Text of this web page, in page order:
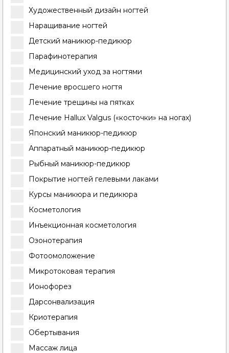
Художественный дизайн ногтей
Наращивание ногтей
Детский маникюр-педикюр
Парафинотерапия
Медицинский уход за ногтями
Лечение вросшего ногтя
Лечение трещины на пятках
Лечение Hallux Valgus («косточки» на ногах)
Японский маникюр-педикюр
Аппаратный маникюр-педикюр
Рыбный маникюр-педикюр
Покрытие ногтей гелевыми лаками
Курсы маникюра и педикюра
Косметология
Инъекционная косметология
Озонотерапия
Фотоомоложение
Микротоковая терапия
Ионофорез
Дарсонвализация
Криотерапия
Обертывания
Массаж лица